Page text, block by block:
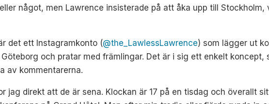
något, men Lawrence insisterade på att åka upp till Stockholm,
det ett Instagramkonto (@the_LawlessLawrence) som lägger ut
och pratar med främlingar. Det är i sig ett enkelt koncept,
av kommentarerna.
jag direkt att de är sena. Klockan är 17 på en tisdag och överallt